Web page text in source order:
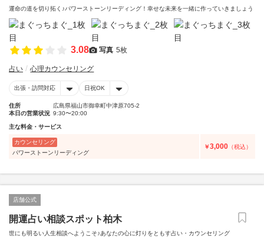
運命の道を切り拓く♪パワーストーンリーディング！幸せな未来を一緒に作っていきましょう
3.08 写真 5枚
占い 心理カウンセリング
出張・訪問対応 日祝OK
住所
広島県福山市御幸町中津原705-2
本日の営業状況 9:30〜20:00
主な料金・サービス
カウンセリング
パワーストーンリーディング
￥3,000 （税込）
店舗公式
開運占い相談スポット柏木
世にも明るい人生相談へようこそ♪あなたの心に灯りをともす占い・カウンセリング